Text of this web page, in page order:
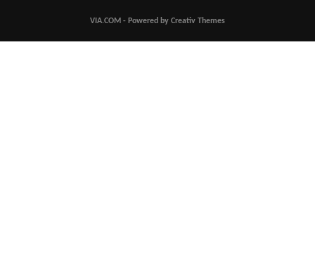
VIA.COM - Powered by Creativ Themes